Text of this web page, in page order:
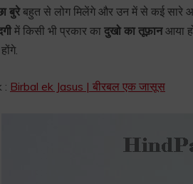
बुरेबहुत से लोग मिलेंगे और उन में से कई सारे
में किसी भी प्रकार का दुखो का तूफ़ानआया
: Birbal ek Jasus | बीरबल एक जासूस